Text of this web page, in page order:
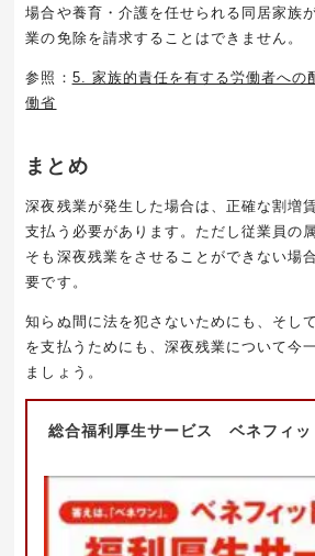
場合や養育・介護を任せられる同居家族
業の免除を請求することはできません。
参照： 5. 家族的責任を有する労働者への
働省
まとめ
深夜残業が発生した場合は、正確な割増
支払う必要があります。ただし従業員の
そも深夜残業をさせることができない場
要です。
知らぬ間に法を犯さないためにも、そし
を支払うためにも、深夜残業について今
ましょう。
総合福利厚生サービス ベネフィッ